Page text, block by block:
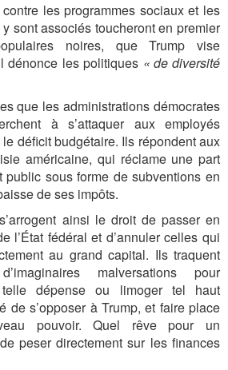
les programmes sociaux et les
sont associés toucheront en premier
noires, que Trump vise
dénonce les politiques « de diversité
que les administrations démocrates
à s’attaquer aux employés
déficit budgétaire. Ils répondent aux
américaine, qui réclame une part
public sous forme de subventions en
de ses impôts.
ainsi le droit de passer en
l’État fédéral et d’annuler celles qui
au grand capital. Ils traquent
malversations pour
dépense ou limoger tel haut
de s’opposer à Trump, et faire place
pouvoir. Quel rêve pour un
peser directement sur les finances